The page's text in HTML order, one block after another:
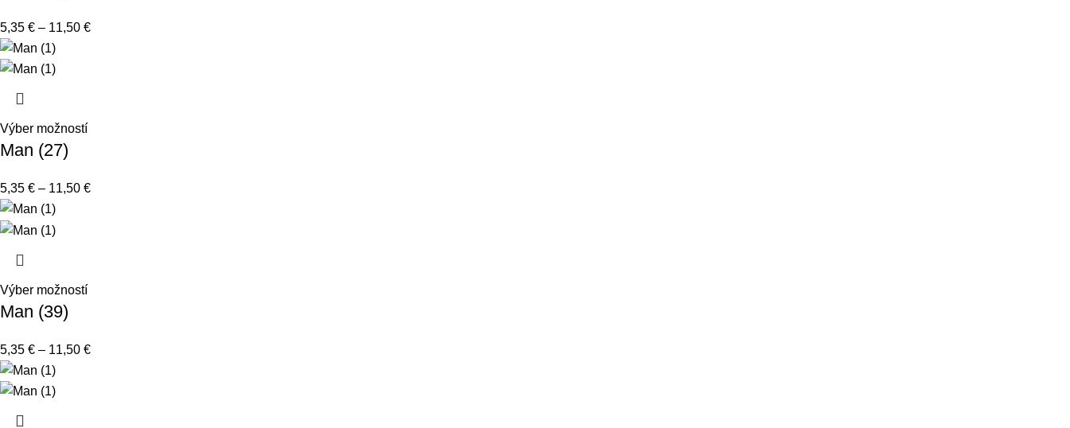
5,35 € – 11,50 €
Výber možností
Man (27)
5,35 € – 11,50 €
Výber možností
Man (39)
5,35 € – 11,50 €